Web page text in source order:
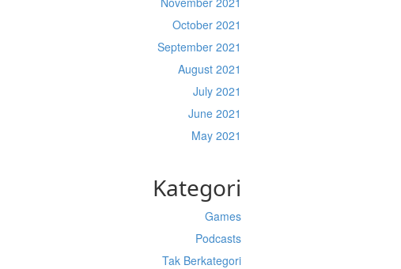
October 2021
September 2021
August 2021
July 2021
June 2021
May 2021
Kategori
Games
Podcasts
Tak Berkategori